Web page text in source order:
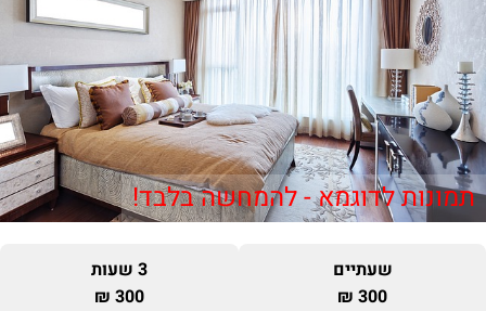
תמונות לדוגמא - להמחשה בלבד!
שעתיים
300 ₪
3 שעות
300 ₪